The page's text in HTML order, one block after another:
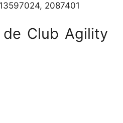
2087401
de Club Agility